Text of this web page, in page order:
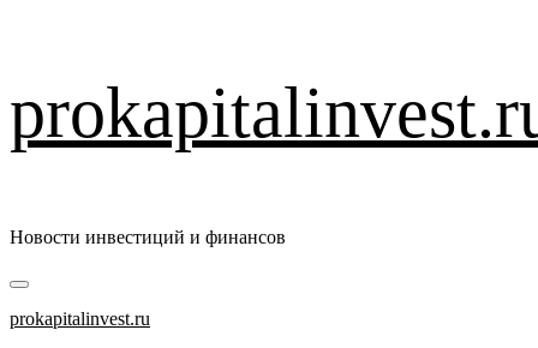
к
содержимому
Новости инвестиций и финансов
Основное
меню
prokapitalinvest.ru